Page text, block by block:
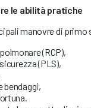
le abilità pratiche
manovre di
(RCP),
(PLS),
bendaggi,